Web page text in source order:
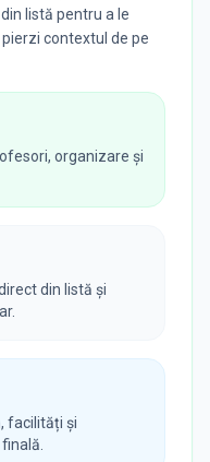
listă pentru a le
contextul de pe
organizare și
din listă și
facilități și